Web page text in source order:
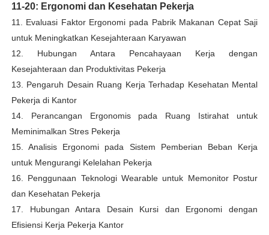
11-20: Ergonomi dan Kesehatan Pekerja
11. Evaluasi Faktor Ergonomi pada Pabrik Makanan Cepat Saji
untuk Meningkatkan Kesejahteraan Karyawan
12. Hubungan Antara Pencahayaan Kerja dengan
Kesejahteraan dan Produktivitas Pekerja
13. Pengaruh Desain Ruang Kerja Terhadap Kesehatan Mental
Pekerja di Kantor
14. Perancangan Ergonomis pada Ruang Istirahat untuk
Meminimalkan Stres Pekerja
15. Analisis Ergonomi pada Sistem Pemberian Beban Kerja
untuk Mengurangi Kelelahan Pekerja
16. Penggunaan Teknologi Wearable untuk Memonitor Postur
dan Kesehatan Pekerja
17. Hubungan Antara Desain Kursi dan Ergonomi dengan
Efisiensi Kerja Pekerja Kantor